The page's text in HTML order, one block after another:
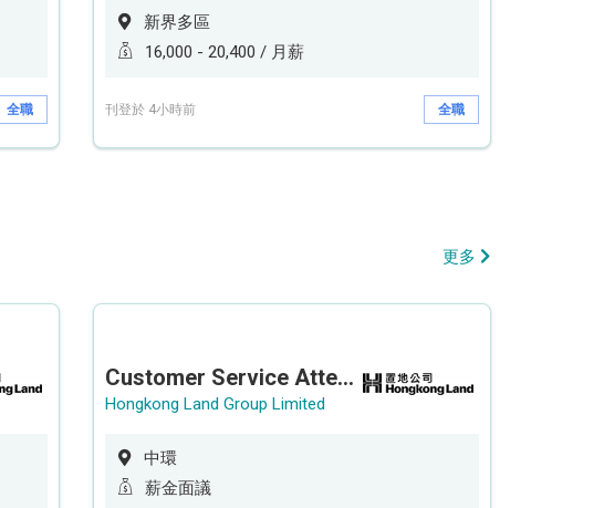
全職
新界多區
16,000 - 20,400 / 月薪
刊登於 4小時前 全職
更多
Customer Service Attendant (5-day work)
Hongkong Land Group Limited
中環
薪金面議